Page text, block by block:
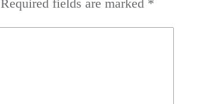
Required fields are marked *